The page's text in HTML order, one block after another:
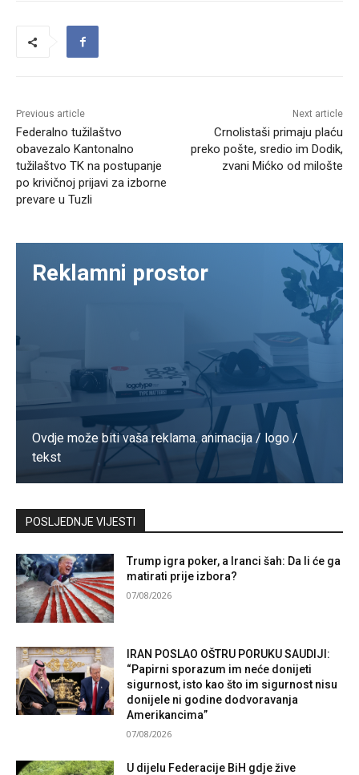
Previous article
Federalno tužilaštvo
obavezalo Kantonalno
tužilaštvo TK na postupanje
po krivičnoj prijavi za izborne
prevare u Tuzli
Next article
Crnolistaši primaju plaću
preko pošte, sredio im Dodik,
zvani Mićko od milošte
Reklamni prostor
Ovdje može biti vaša reklama. animacija / logo /
tekst
Kontaktirajte nas
POSLJEDNJE VIJESTI
Trump igra poker, a Iranci šah: Da li će ga
matirati prije izbora?
07/08/2026
IRAN POSLAO OŠTRU PORUKU SAUDIJI:
“Papirni sporazum im neće donijeti
sigurnost, isto kao što im sigurnost nisu
donijele ni godine dodvoravanja
Amerikancima”
07/08/2026
U dijelu Federacije BiH gdje žive